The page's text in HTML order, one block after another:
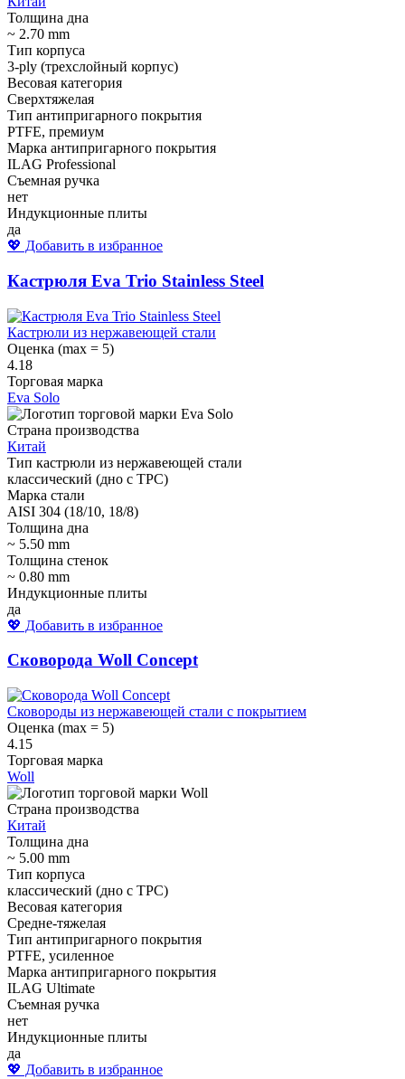
Толщина дна
~ 2.70 mm
Тип корпуса
3-ply (трехслойный корпус)
Весовая категория
Сверхтяжелая
Тип антипригарного покрытия
PTFE, премиум
Марка антипригарного покрытия
ILAG Professional
Съемная ручка
нет
Индукционные плиты
да
💖 Добавить в избранное
Кастрюля Eva Trio Stainless Steel
Кастрюли из нержавеющей стали
Оценка (max = 5)
4.18
Торговая марка
Eva Solo
Страна производства
Китай
Тип кастрюли из нержавеющей стали
классический (дно с ТРС)
Марка стали
AISI 304 (18/10, 18/8)
Толщина дна
~ 5.50 mm
Толщина стенок
~ 0.80 mm
Индукционные плиты
да
💖 Добавить в избранное
Сковорода Woll Concept
Сковороды из нержавеющей стали с покрытием
Оценка (max = 5)
4.15
Торговая марка
Woll
Страна производства
Китай
Толщина дна
~ 5.00 mm
Тип корпуса
классический (дно с ТРС)
Весовая категория
Средне-тяжелая
Тип антипригарного покрытия
PTFE, усиленное
Марка антипригарного покрытия
ILAG Ultimate
Съемная ручка
нет
Индукционные плиты
да
💖 Добавить в избранное